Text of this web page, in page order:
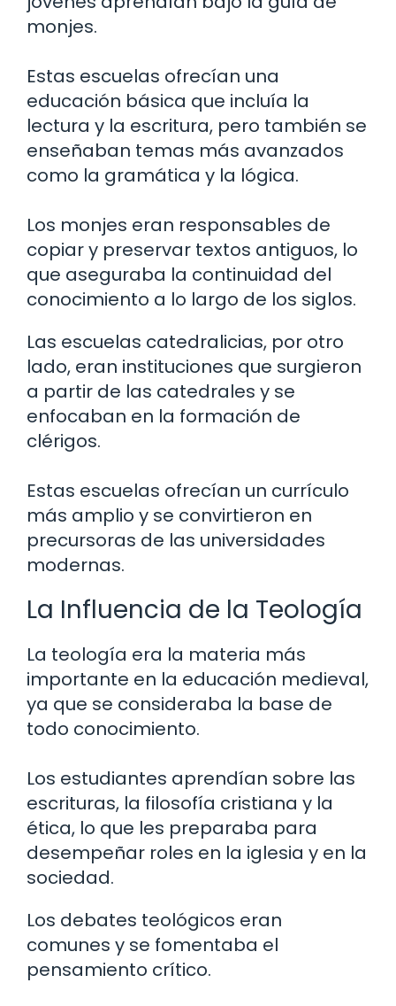
monjes.
Estas escuelas ofrecían una
educación básica que incluía la
lectura y la escritura, pero también se
enseñaban temas más avanzados
como la gramática y la lógica.
Los monjes eran responsables de
copiar y preservar textos antiguos, lo
que aseguraba la continuidad del
conocimiento a lo largo de los siglos.
Las escuelas catedralicias, por otro
lado, eran instituciones que surgieron
a partir de las catedrales y se
enfocaban en la formación de
clérigos.
Estas escuelas ofrecían un currículo
más amplio y se convirtieron en
precursoras de las universidades
modernas.
La Influencia de la Teología
La teología era la materia más
importante en la educación medieval,
ya que se consideraba la base de
todo conocimiento.
Los estudiantes aprendían sobre las
escrituras, la filosofía cristiana y la
ética, lo que les preparaba para
desempeñar roles en la iglesia y en la
sociedad.
Los debates teológicos eran
comunes y se fomentaba el
pensamiento crítico.